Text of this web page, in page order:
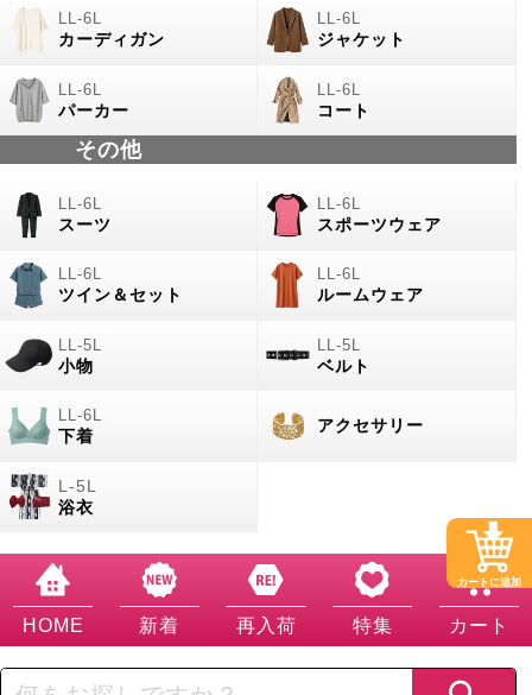
カーディガン ジャケット
パーカー コート
その他
スーツ スポーツウェア
ツイン＆セット ルームウェア
小物 ベルト
下着
アクセサリー
浴衣
HOME 新着 再入荷 特集 カート
カートに追加